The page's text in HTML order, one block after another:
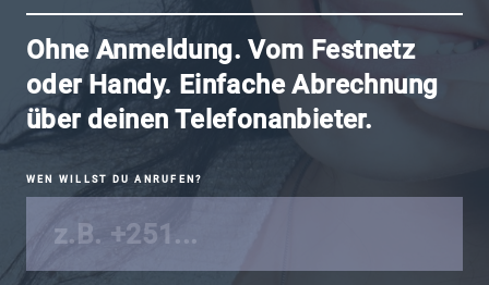
Ohne Anmeldung. Vom Festnetz
oder Handy. Einfache Abrechnung
über deinen Telefonanbieter.
WEN WILLST DU ANRUFEN?